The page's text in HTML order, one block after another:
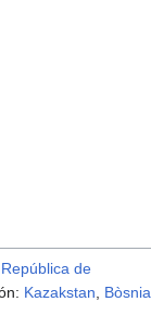
República de
Kazakstan
Bòsnia